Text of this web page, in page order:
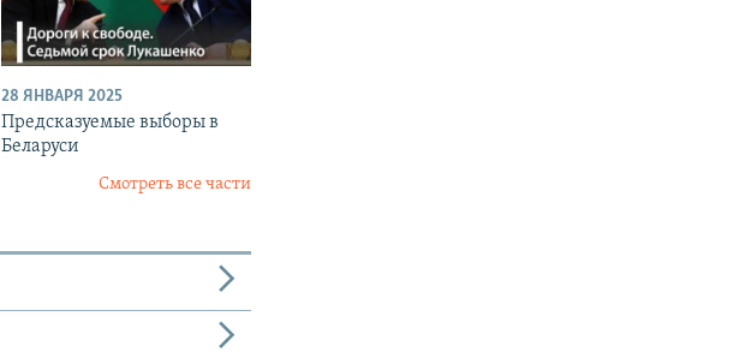
28 ЯНВАРЯ 2025
Предсказуемые выборы в
Беларуси
Смотреть все части